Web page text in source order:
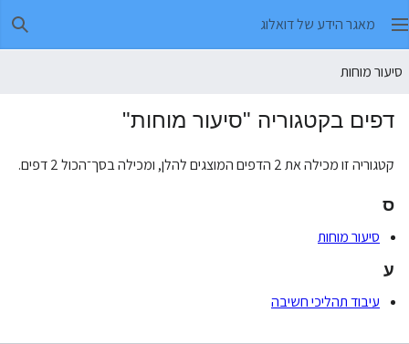
מאגר הידע של דואלוג
סיעור מוחות
דפים בקטגוריה "סיעור מוחות"
קטגוריה זו מכילה את 2 הדפים המוצגים להלן, ומכילה בסך־הכול 2 דפים.
ס
סיעור מוחות
ע
עיבוד תהליכי חשיבה